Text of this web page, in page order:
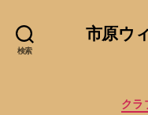
検索
市原ウ
クラ